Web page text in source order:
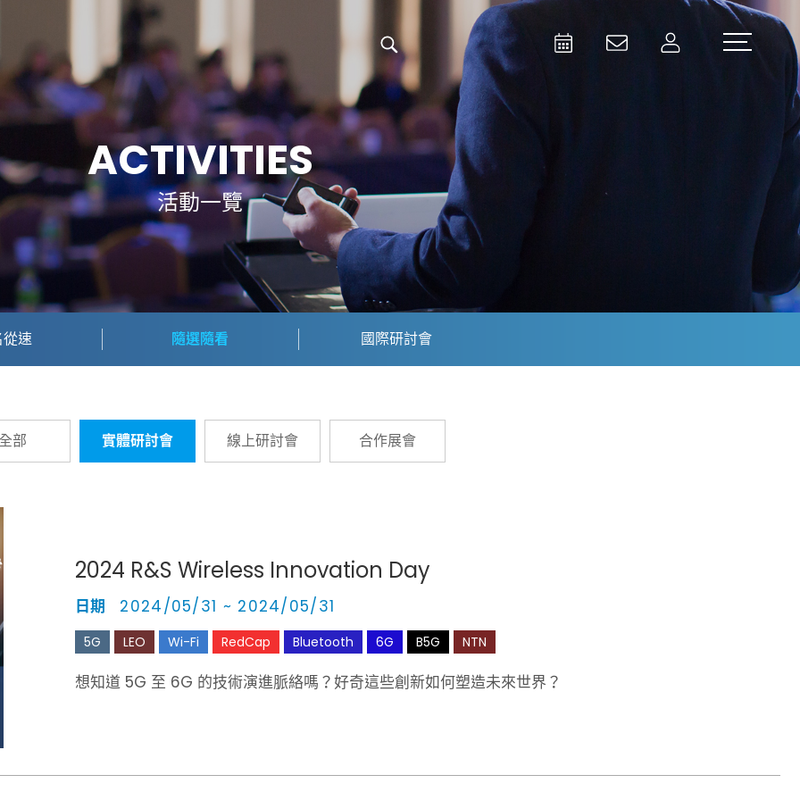
Activities
Contact Us
Member
Aerospace | Defense | Security
Broadcast and Media
ACTIVITIES
活動一覽
速 隨選隨看 國際研討會
部 實體研討會 線上研討會 合作展會
2024 R&S Wireless Innovation Day
日期 2024/05/31 ~ 2024/05/31
5G LEO Wi-Fi RedCap Bluetooth 6G B5G NTN
想知道 5G 至 6G 的技術演進脈絡嗎？好奇這些創新如何塑造未來世界？